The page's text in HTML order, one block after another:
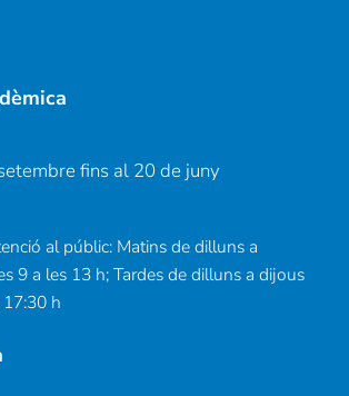
fins al 20 de juny
al públic: Matins de dilluns a
9 a les 13 h; Tardes de dilluns a dijous
h